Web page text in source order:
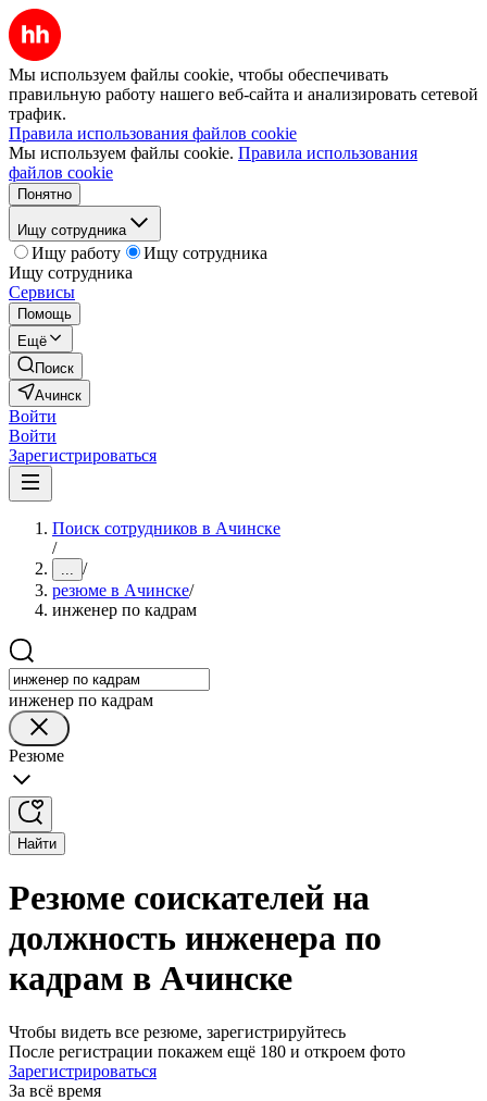
Мы используем файлы cookie, чтобы обеспечивать
правильную работу нашего веб-сайта и анализировать сетевой
трафик.
Правила использования файлов cookie
Мы используем файлы cookie. Правила использования
файлов cookie
Понятно
Ищу сотрудника
Ищу работу
Ищу сотрудника
Ищу сотрудника
Сервисы
Помощь
Ещё
Поиск
Ачинск
Войти
Войти
Зарегистрироваться
Поиск сотрудников в Ачинске
/
... /
резюме в Ачинске/
инженер по кадрам
инженер по кадрам
Резюме
Найти
Резюме соискателей на
должность инженера по
кадрам в Ачинске
Чтобы видеть все резюме, зарегистрируйтесь
После регистрации покажем ещё 180 и откроем фото
Зарегистрироваться
За всё время